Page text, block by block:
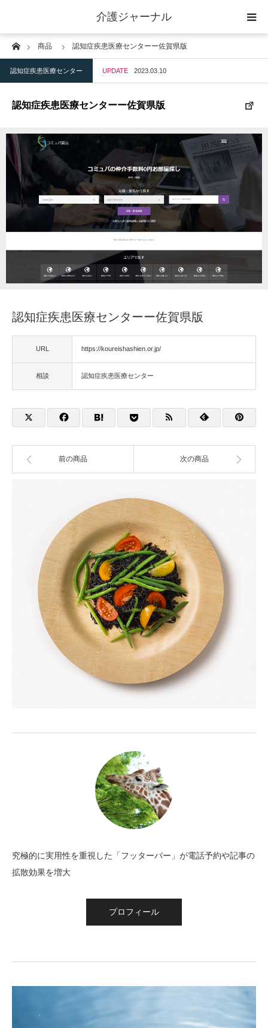
介護ジャーナル
Home商品 認知症疾患医療センターー佐賀県版
認知症疾患医療センター UPDATE 2023.03.10
認知症疾患医療センターー佐賀県版
認知症疾患医療センターー佐賀県版
URL https://koureishashien.or.jp/
相談 認知症疾患医療センター
前の商品 次の商品
究極的に実用性を重視した「フッターバー」が電話予約や記事の
拡散効果を増大
プロフィール
ケアプラン作成
訪問
短期入所
訪問＋通い＋宿泊
施設
地域密着型小規模施設
住宅改修